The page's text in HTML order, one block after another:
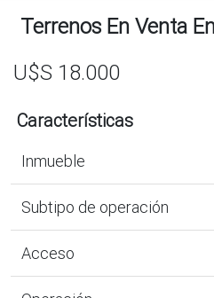
Terrenos En Venta
U$S 18.000
Características
Inmueble
Subtipo de operación
Acceso